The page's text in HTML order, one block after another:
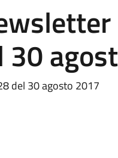
30
del 30 agosto 2017